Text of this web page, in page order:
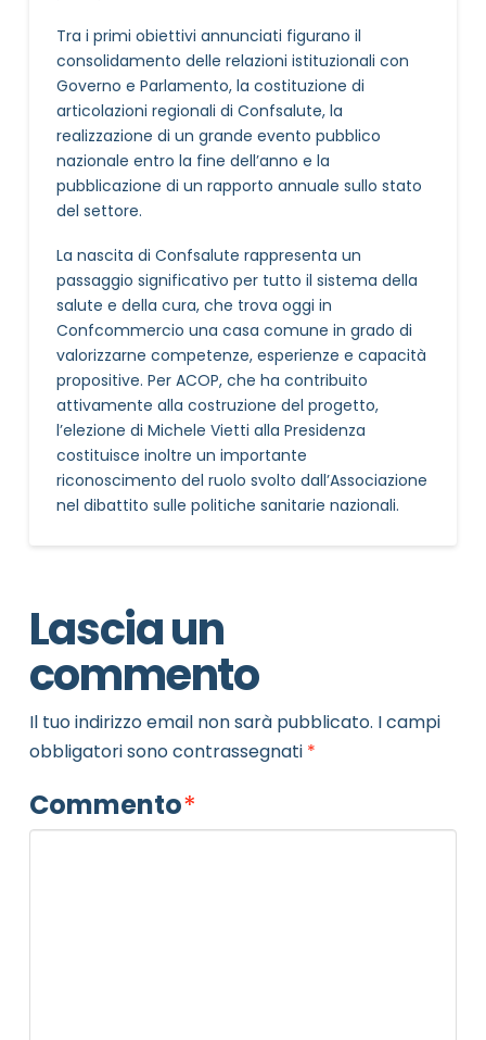
Tra i primi obiettivi annunciati figurano il
consolidamento delle relazioni istituzionali con
Governo e Parlamento, la costituzione di
articolazioni regionali di Confsalute, la
realizzazione di un grande evento pubblico
nazionale entro la fine dell’anno e la
pubblicazione di un rapporto annuale sullo stato
del settore.
La nascita di Confsalute rappresenta un
passaggio significativo per tutto il sistema della
salute e della cura, che trova oggi in
Confcommercio una casa comune in grado di
valorizzarne competenze, esperienze e capacità
propositive. Per ACOP, che ha contribuito
attivamente alla costruzione del progetto,
l’elezione di Michele Vietti alla Presidenza
costituisce inoltre un importante
riconoscimento del ruolo svolto dall’Associazione
nel dibattito sulle politiche sanitarie nazionali.
Lascia un
commento
Il tuo indirizzo email non sarà pubblicato. I campi
obbligatori sono contrassegnati *
Commento*